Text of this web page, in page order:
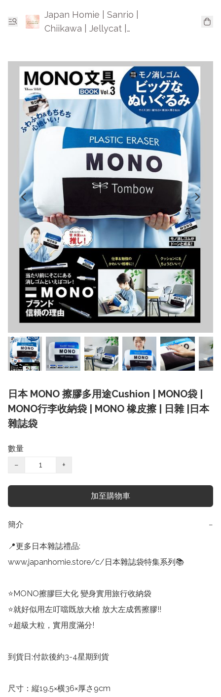
Japan Homie | Sanrio |
Chiikawa | Jellycat |
日本 MONO 擦膠多用途Cushion | MONO袋 |
MONO行李收納袋 | MONO 橡皮擦 | 日雜 |日本
雜誌袋
數量
−
+
加至購物車
簡介 −
📍更多日本雜誌禮品:
www.japanhomie.store/c/日本雜誌袋特集系列📚
⭐MONO擦膠巨大化 變身實用旅行收納袋
⭐就好似用左叮噹既放大槍 放大左成舊擦膠!!
⭐超級大粒，實用度滿分!
到貨日:付款後約3-4星期到貨
尺寸：縦19.5×横36×厚さ9cm